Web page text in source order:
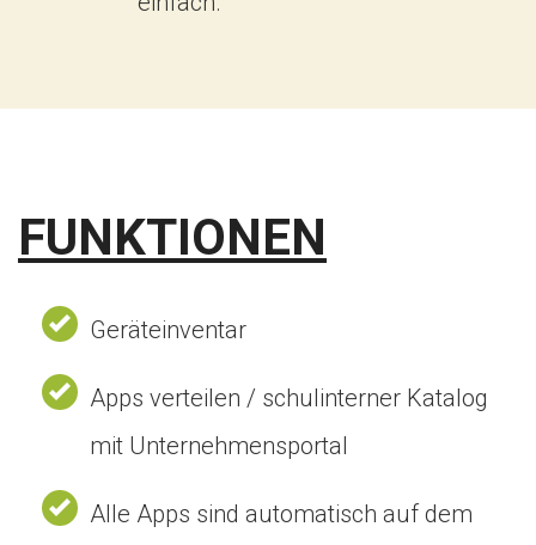
FUNKTIONEN
Geräteinventar
Apps verteilen / schulinterner Katalog
mit Unternehmensportal
Alle Apps sind automatisch auf dem